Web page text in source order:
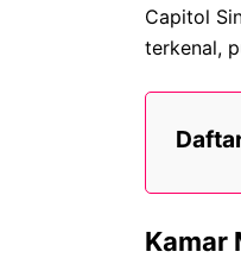
Capitol
terkenal,
Kamar